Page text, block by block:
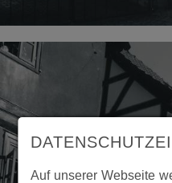
Auf unserer Webseite